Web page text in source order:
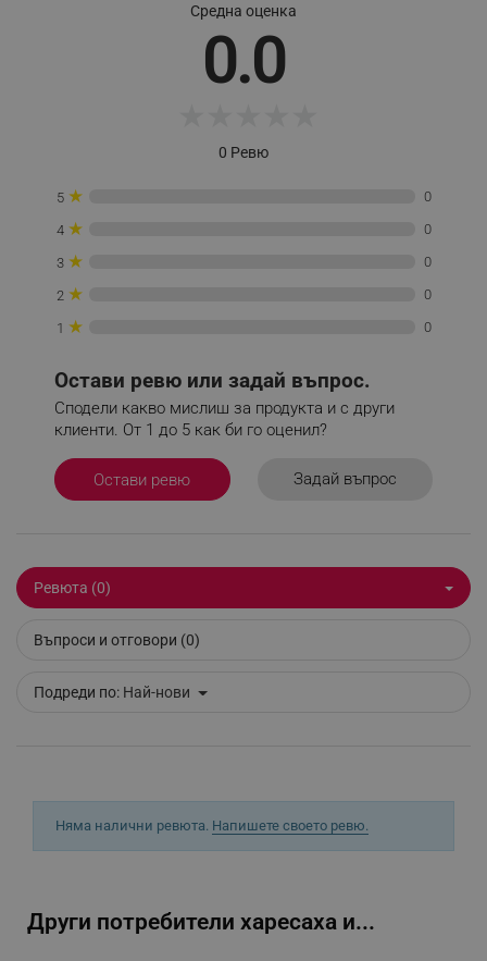
Средна оценка
0.0
0 Ревю
5 ★ 0
4 ★ 0
3 ★ 0
2 ★ 0
1 ★ 0
Остави ревю или задай въпрос.
Сподели какво мислиш за продукта и с други
клиенти. От 1 до 5 как би го оценил?
Остави ревю Задай въпрос
Ревюта (0)
Въпроси и отговори (0)
Подреди по: Най-нови
Няма налични ревюта. Напишете своето ревю.
Други потребители харесаха и...
.alleop.bg
_sgf_npq .alleop.bg
sgfUserUpdateData